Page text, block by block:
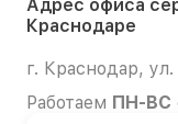
Адрес офиса
Краснодаре
г. Краснодар,
Работаем ПН-ВС